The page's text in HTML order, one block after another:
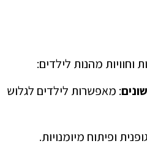
וחוויות מהנות לילדים:
: מאפשרות לילדים לגלוש
ופיתוח מיומנויות.